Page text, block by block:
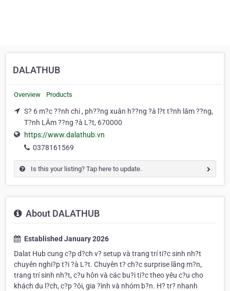
DALATHUB
Overview Products
S? 6 m?c ??nh chi , ph??ng xuân h??ng ?à l?t t?nh lâm ??ng,
T?nh LÂm ??ng ?à L?t, 670000
https://www.dalathub.vn
0378161569
Is this your listing? Tap here to update.
About DALATHUB
Established January 2026
Dalat Hub cung c?p d?ch v? setup và trang trí ti?c sinh nh?t
chuyên nghi?p t?i ?à L?t. Chuyên t? ch?c surprise lãng m?n,
trang trí sinh nh?t, c?u hôn và các bu?i ti?c theo yêu c?u cho
khách du l?ch, c?p ?ôi, gia ?ình và nhóm b?n. H? tr? nhanh